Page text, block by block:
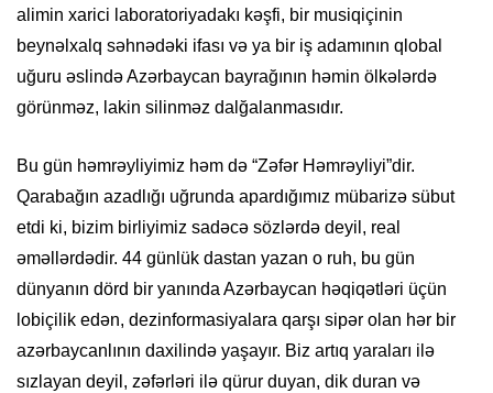
alimin xarici laboratoriyadakı kəşfi, bir musiqiçinin
beynəlxalq səhnədəki ifası və ya bir iş adamının qlobal
uğuru əslində Azərbaycan bayrağının həmin ölkələrdə
görünməz, lakin silinməz dalğalanmasıdır.
Bu gün həmrəyliyimiz həm də “Zəfər Həmrəyliyi”dir.
Qarabağın azadlığı uğrunda apardığımız mübarizə sübut
etdi ki, bizim birliyimiz sadəcə sözlərdə deyil, real
əməllərdədir. 44 günlük dastan yazan o ruh, bu gün
dünyanın dörd bir yanında Azərbaycan həqiqətləri üçün
lobiçilik edən, dezinformasiyalara qarşı sipər olan hər bir
azərbaycanlının daxilində yaşayır. Biz artıq yaraları ilə
sızlayan deyil, zəfərləri ilə qürur duyan, dik duran və